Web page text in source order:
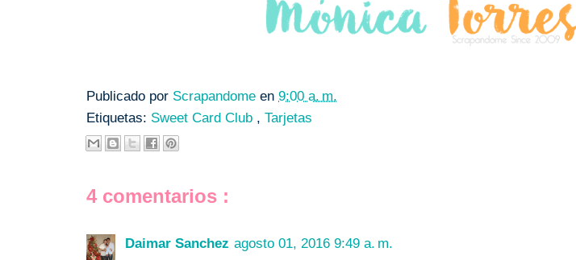
Publicado por Scrapandome en 9:00 a. m.
Etiquetas: Sweet Card Club , Tarjetas
4 comentarios :
Daimar Sanchez agosto 01, 2016 9:49 a. m.